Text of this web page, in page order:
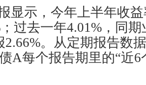
显示，今年上半年收
过去一年4.01%，同
2.66%。从定期报告数
A每个报告期里的“近6